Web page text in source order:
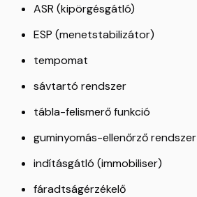
ASR (kipörgésgátló)
ESP (menetstabilizátor)
tempomat
sávtartó rendszer
tábla-felismerő funkció
guminyomás-ellenőrző rendszer
indításgátló (immobiliser)
fáradtságérzékelő